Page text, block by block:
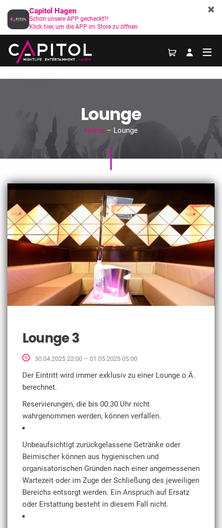
Lounge
Home– Lounge
Lounge 3
30.04.2025 22:00 – 01.05.2025 05:00
Der Eintritt wird immer exklusiv zu einer Lounge o.Ä.
berechnet.
Reservierungen, die bis 00:30 Uhr nicht
wahrgenommen werden, können verfallen.
Unbeaufsichtigt zurückgelassene Getränke oder
Beimischer können aus hygienischen und
organisatorischen Gründen nach einer angemessenen
Wartezeit oder im Zuge der Schließung des jeweiligen
Bereichs entsorgt werden. Ein Anspruch auf Ersatz
oder Erstattung besteht in diesem Fall nicht.
Capitol Hagen
Schon unsere APP gecheckt?!
Klick hier, um die APP im Store zu öffnen